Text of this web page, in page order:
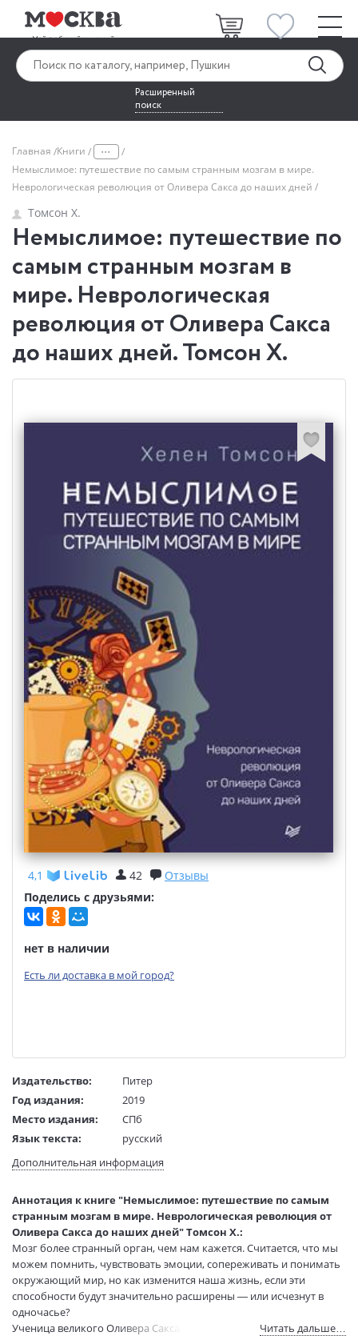
Расширенный
поиск
Главная Книги ...
Немыслимое: путешествие по самым странным мозгам в мире.
Неврологическая революция от Оливера Сакса до наших дней
Томсон Х.
Немыслимое: путешествие по
самым странным мозгам в
мире. Неврологическая
революция от Оливера Сакса
до наших дней. Томсон Х.
4,1 42
Отзывы
Поделись с друзьями:
нет в наличии
Есть ли доставка в мой город?
Издательство:
Питер
Год издания:
2019
Место издания:
СПб
Язык текста:
русский
Тип обложки:
Мягкая обложка
Размеры в мм
(ДхШхВ):
240x170x13
Вес:
370 гр.
Страниц:
320
Тираж:
2500 экз.
Код товара:
50023987
Артикул:
137193620
ISBN:
9785446108725
Дополнительная информация
Аннотация к книге "Немыслимое: путешествие по самым
странным мозгам в мире. Неврологическая революция от
Оливера Сакса до наших дней" Томсон Х.:
Мозг более странный орган, чем нам кажется. Считается, что мы
можем помнить, чувствовать эмоции, сопереживать и понимать
окружающий мир, но как изменится наша жизнь, если эти
способности будут значительно расширены — или исчезнут в
одночасье?
Ученица великого Оливера Сакса, Хелен Томсон описывает девять
Читать дальше…